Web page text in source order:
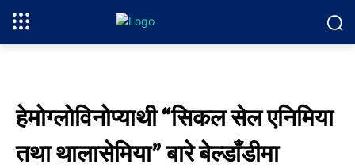
हेमोग्लोविनोप्याथी “सिकल सेल एनिमिया
तथा थालासेमिया” बारे बेल्डाँडीमा